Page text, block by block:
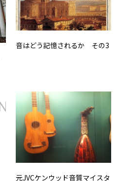
音はどう記憶されるか その3
元JVCケンウッド音質マイスタ